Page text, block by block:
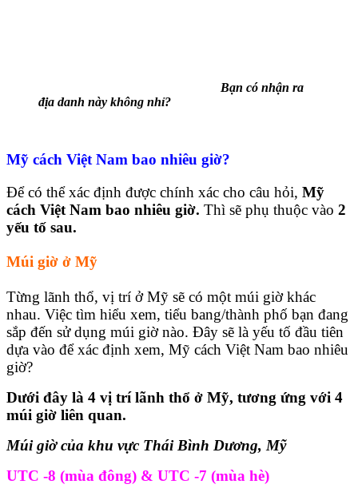
Bạn có nhận ra
địa danh này không nhỉ?
Mỹ cách Việt Nam bao nhiêu giờ?
Để có thể xác định được chính xác cho câu hỏi, Mỹ
cách Việt Nam bao nhiêu giờ. Thì sẽ phụ thuộc vào 2
yếu tố sau.
Múi giờ ở Mỹ
Từng lãnh thổ, vị trí ở Mỹ sẽ có một múi giờ khác
nhau. Việc tìm hiểu xem, tiểu bang/thành phố bạn đang
sắp đến sử dụng múi giờ nào. Đây sẽ là yếu tố đầu tiên
dựa vào để xác định xem, Mỹ cách Việt Nam bao nhiêu
giờ?
Dưới đây là 4 vị trí lãnh thổ ở Mỹ, tương ứng với 4
múi giờ liên quan.
Múi giờ của khu vực Thái Bình Dương, Mỹ
UTC -8 (mùa đông) & UTC -7 (mùa hè)